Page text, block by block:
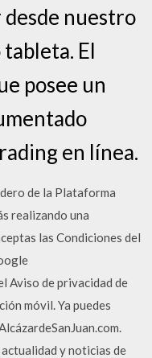
nuestro
El
posee un
en línea.
de la Plataforma
realizando una
las Condiciones del
Aviso de privacidad de
móvil. Ya puedes
y noticias de